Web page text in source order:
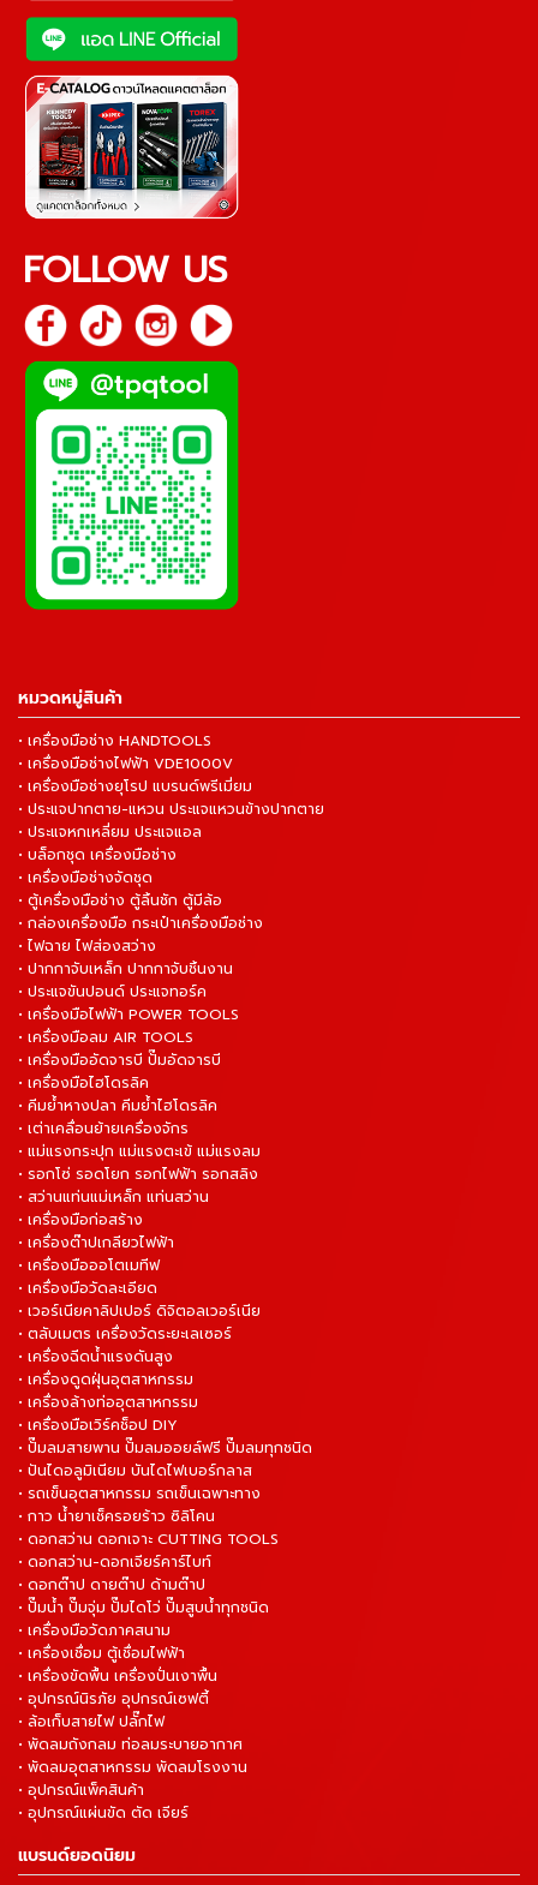
FOLLOW US
หมวดหมู่สินค้า
• เครื่องมือช่าง HANDTOOLS
• เครื่องมือช่างไฟฟ้า VDE1000V
• เครื่องมือช่างยุโรป แบรนด์พรีเมี่ยม
• ประแจปากตาย-แหวน ประแจแหวนข้างปากตาย
• ประแจหกเหลี่ยม ประแจแอล
• บล็อกชุด เครื่องมือช่าง
• เครื่องมือช่างจัดชุด
• ตู้เครื่องมือช่าง ตู้ลิ้นชัก ตู้มีล้อ
• กล่องเครื่องมือ กระเป๋าเครื่องมือช่าง
• ไฟฉาย ไฟส่องสว่าง
• ปากกาจับเหล็ก ปากกาจับชิ้นงาน
• ประแจขันปอนด์ ประแจทอร์ค
• เครื่องมือไฟฟ้า POWER TOOLS
• เครื่องมือลม AIR TOOLS
• เครื่องมืออัดจารบี ปั๊มอัดจารบี
• เครื่องมือไฮโดรลิค
• คีมย้ำหางปลา คีมย้ำไฮโดรลิค
• เต่าเคลื่อนย้ายเครื่องจักร
• แม่แรงกระปุก แม่แรงตะเข้ แม่แรงลม
• รอกโซ่ รอดโยก รอกไฟฟ้า รอกสลิง
• สว่านแท่นแม่เหล็ก แท่นสว่าน
• เครื่องมือก่อสร้าง
• เครื่องต๊าปเกลียวไฟฟ้า
• เครื่องมือออโตเมทีฟ
• เครื่องมือวัดละเอียด
• เวอร์เนียคาลิปเปอร์ ดิจิตอลเวอร์เนีย
• ตลับเมตร เครื่องวัดระยะเลเซอร์
• เครื่องฉีดน้ำแรงดันสูง
• เครื่องดูดฝุ่นอุตสาหกรรม
• เครื่องล้างท่ออุตสาหกรรม
• เครื่องมือเวิร์คช็อป DIY
• ปั๊มลมสายพาน ปั๊มลมออยล์ฟรี ปั๊มลมทุกชนิด
• ปันไดอลูมิเนียม บันไดไฟเบอร์กลาส
• รถเข็นอุตสาหกรรม รถเข็นเฉพาะทาง
• กาว น้ำยาเช็ครอยร้าว ซิลิโคน
• ดอกสว่าน ดอกเจาะ CUTTING TOOLS
• ดอกสว่าน-ดอกเจียร์คาร์ไบท์
• ดอกต๊าป ดายต๊าป ด้ามต๊าป
• ปั๊มน้ำ ปั๊มจุ่ม ปั๊มไดโว่ ปั๊มสูบน้ำทุกชนิด
• เครื่องมือวัดภาคสนาม
• เครื่องเชื่อม ตู้เชื่อมไฟฟ้า
• เครื่องขัดพื้น เครื่องปั่นเงาพื้น
• อุปกรณ์นิรภัย อุปกรณ์เซฟตี้
• ล้อเก็บสายไฟ ปลั๊กไฟ
• พัดลมถังกลม ท่อลมระบายอากาศ
• พัดลมอุตสาหกรรม พัดลมโรงงาน
• อุปกรณ์แพ็คสินค้า
• อุปกรณ์แผ่นขัด ตัด เจียร์
แบรนด์ยอดนิยม